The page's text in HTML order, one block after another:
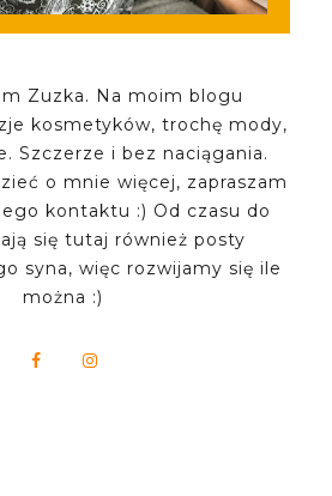
Zuzka. Na moim blogu
kosmetyków, trochę mody,
Szczerze i bez naciągania.
o mnie więcej, zapraszam
kontaktu :) Od czasu do
się tutaj również posty
syna, więc rozwijamy się ile
można :)